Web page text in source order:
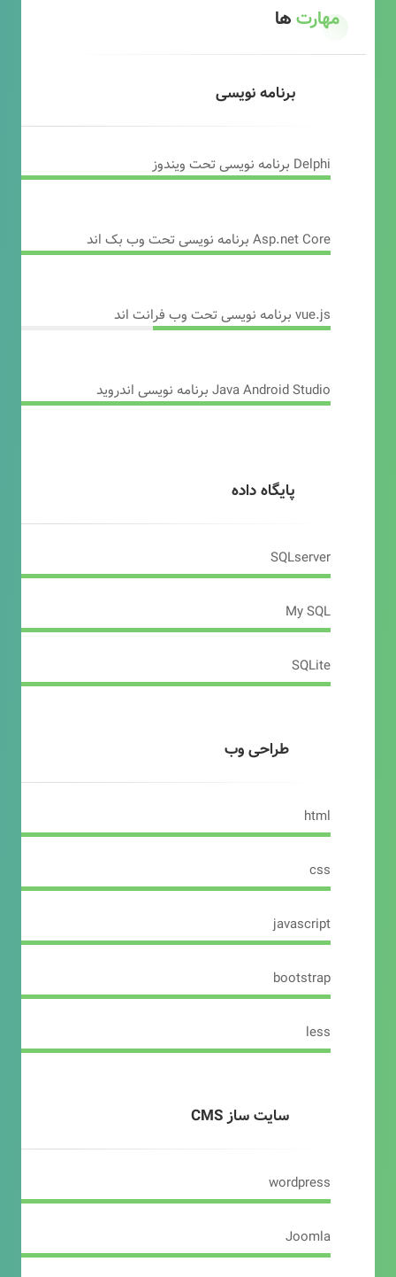
مهارتها
برنامه نویسی
Delphi برنامه نویسی تحت ویندوز
Asp.net Core برنامه نویسی تحت وب بک اند
vue.js برنامه نویسی تحت وب فرانت اند
Java Android Studio برنامه نویسی اندروید
پایگاه داده
SQLserver
My SQL
SQLite
طراحی وب
html
css
javascript
bootstrap
less
سایت ساز CMS
wordpress
Joomla